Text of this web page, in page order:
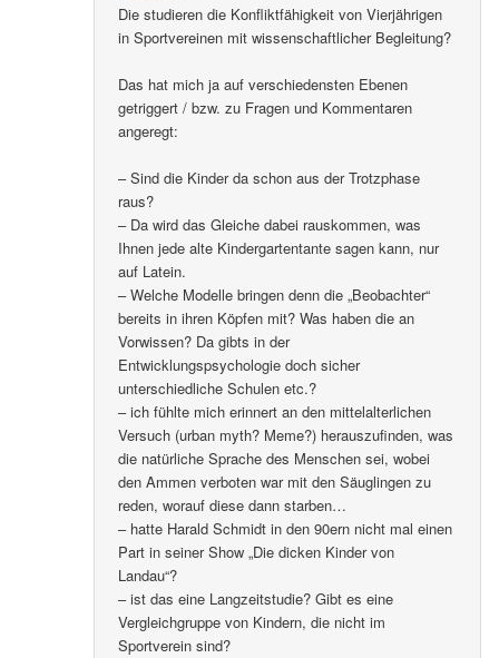
Die studieren die Konfliktfähigkeit von Vierjährigen
in Sportvereinen mit wissenschaftlicher Begleitung?
Das hat mich ja auf verschiedensten Ebenen
getriggert / bzw. zu Fragen und Kommentaren
angeregt:
– Sind die Kinder da schon aus der Trotzphase
raus?
– Da wird das Gleiche dabei rauskommen, was
Ihnen jede alte Kindergartentante sagen kann, nur
auf Latein.
– Welche Modelle bringen denn die „Beobachter“
bereits in ihren Köpfen mit? Was haben die an
Vorwissen? Da gibts in der
Entwicklungspsychologie doch sicher
unterschiedliche Schulen etc.?
– ich fühlte mich erinnert an den mittelalterlichen
Versuch (urban myth? Meme?) herauszufinden, was
die natürliche Sprache des Menschen sei, wobei
den Ammen verboten war mit den Säuglingen zu
reden, worauf diese dann starben…
– hatte Harald Schmidt in den 90ern nicht mal einen
Part in seiner Show „Die dicken Kinder von
Landau“?
– ist das eine Langzeitstudie? Gibt es eine
Vergleichgruppe von Kindern, die nicht im
Sportverein sind?